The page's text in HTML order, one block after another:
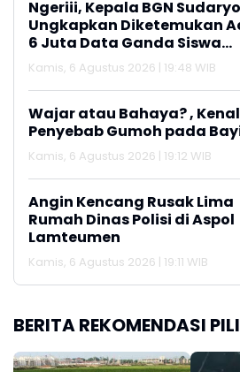
Ngeriii, Kepala BGN
Ungkapkan Diketemukan
6 Juta Data Ganda Siswa
Penerima MBG
Kamis, 6 Agustus 2026 | 19:48 WIB
Wajar atau Bahaya? ,
Penyebab Gumoh pada
Kamis, 6 Agustus 2026 | 19:12 WIB
Angin Kencang Rusak Lima
Rumah Dinas Polisi di Aspol
Lamteumen
Kamis, 6 Agustus 2026 | 19:11 WIB
BERITA REKOMENDASI